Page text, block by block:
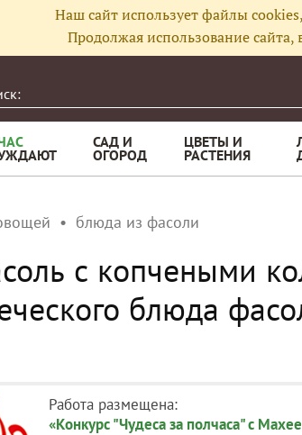
Наш сайт использует файлы
Продолжая использование сайта,
САД И
ОГОРОД
ЦВЕТЫ И
РАСТЕНИЯ
блюда из фасоли
с копчеными
блюда
Работа размещена:
«Конкурс "Чудеса за полчаса" с